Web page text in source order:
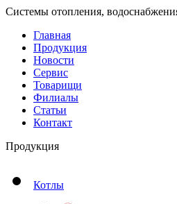
Системы отопления,
Главная
Продукция
Новости
Сервис
Товарищи
Филиалы
Статьи
Контакт
Продукция
Котлы